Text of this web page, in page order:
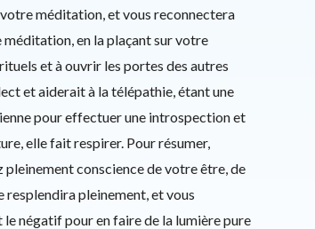
méditation, et vous reconnectera
méditation, en la plaçant sur votre
et à ouvrir les portes des autres
et aiderait à la télépathie, étant une
pour effectuer une introspection et
elle fait respirer. Pour résumer,
conscience de votre être, de
pleinement, et vous
négatif pour en faire de la lumière pure